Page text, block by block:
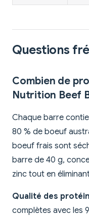
Questions
Combien de
Nutrition Beef
Chaque barre
80 % de boeuf
boeuf frais sont
barre de 40 g,
zinc tout en
Qualité des
complètes avec les